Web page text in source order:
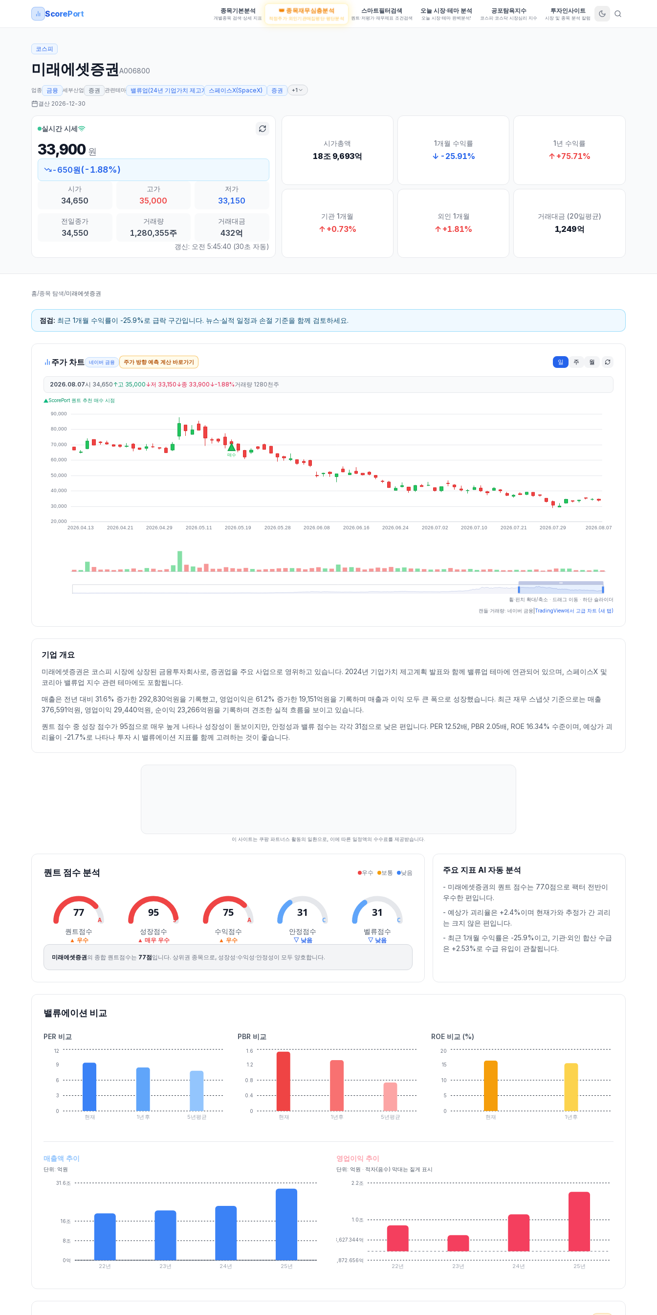
ScorePort 종목기본분석
개별종목 검색·상세 지표
👑 종목재무심층분석
적정주가·외인기관매집평단·평단분석
스마트필터검색
퀀트·저평가·재무제표 조건검색
오늘 시장·테마 분석
오늘 시장·테마 완벽분석!
공포탐욕지수
코스피·코스닥 시장심리 지수
투자인사이트
시장 및 종목 분석 칼럼
코스피
미래에셋증권A006800
업종 금융 세부산업 증권 관련테마 밸류업(24년 기업가치 제고계획 발표)스페이스X(SpaceX) 증권 +1
결산 2026-12-30
실시간 시세
33,900 원
-650원 (-1.88%)
시가
34,650
고가
35,000
저가
33,150
전일종가
34,550
거래량
1,280,355주
거래대금
432억
갱신: 오전 5:45:40 (30초 자동)
시가총액
18조 9,693억
1개월 수익률
↓ -25.91%
1년 수익률
↑ +75.71%
기관 1개월
↑ +0.73%
외인 1개월
↑ +1.81%
거래대금 (20일평균)
1,249억
홈/종목 탐색/미래에셋증권
점검: 최근 1개월 수익률이 -25.9%로 급락 구간입니다. 뉴스·실적 일정과 손절 기준을 함께 검토하세요.
주가 차트 네이버 금융 주가 방향 예측 계산 바로가기 일 주 월
2026.08.07시 34,650 ↑고 35,000↓저 33,150↓종 33,900↓-1.88%거래량 1280천주
ScorePort 퀀트 추천 매수 시점
2026.07.06
450004680043000447504.68 3593325
2026.07.07
43900443504080042600-4.802190627
2026.07.08
41300
2026.07.10
408004350040800422004.84 1692981
2026.07.13
41850436003930040000-5.21 2022242
2026.07.14
39500401003720038750-3.12 2473315
2026.07.15
403504245040350417507.74 1819478
2026.07.16
40750411503870040050-4.071385242
2026.07.20
38400393503665037050-7.491467768
2026.07.21
365003780035600372500.54 1800549
376000.94 1470892
2026.07.31
3210034850317253455014.403037574
2026.08.03
33650 33700
2026.08.04
3355034050
2026.08.06
3450035300 34550-1.85 1917548
2026.08.07
34650 3500033150 33900 -1.88 1280355
휠·핀치 확대/축소 · 드래그 이동 · 하단 슬라이더
캔들·거래량: 네이버 금융 TradingView에서 고급 차트 (새 탭)
기업 개요
미래에셋증권은 코스피 시장에 상장된 금융투자회사로, 증권업을 주요 사업으로 영위하고 있습니다. 2024년 기업가치 제고계획 발표와 함께 밸류업 테마에 연관되어 있으며, 스페이스X 및
코리아 밸류업 지수 관련 테마에도 포함됩니다.
매출은 전년 대비 31.6% 증가한 292,830억원을 기록했고, 영업이익은 61.2% 증가한 19,151억원을 기록하며 매출과 이익 모두 큰 폭으로 성장했습니다. 최근 재무 스냅샷 기준으로는 매출
376,591억원, 영업이익 29,440억원, 순이익 23,266억원을 기록하며 견조한 실적 흐름을 보이고 있습니다.
퀀트 점수 중 성장 점수가 95점으로 매우 높게 나타나 성장성이 돋보이지만, 안정성과 밸류 점수는 각각 31점으로 낮은 편입니다. PER 12.52배, PBR 2.05배, ROE 16.34% 수준이며, 예상가 괴
리율이 -21.7%로 나타나 투자 시 밸류에이션 지표를 함께 고려하는 것이 좋습니다.
이 사이트는 쿠팡 파트너스 활동의 일환으로, 이에 따른 일정액의 수수료를 제공받습니다.
퀀트 점수 분석 우수 보통 낮음
77
A
퀀트점수
▲ 우수
95
S
성장점수
▲ 매우 우수
75
A
수익점수
▲ 우수
31
C
안정점수
▽ 낮음
31
C
벨류점수
▽ 낮음
미래에셋증권의 종합 퀀트점수는 77점입니다. 상위권 종목으로, 성장성·수익성·안정성이 모두 양호합니다.
주요 지표 AI 자동 분석
- 미래에셋증권의 퀀트 점수는 77.0점으로 팩터 전반이
우수한 편입니다.
-예상가 괴리율은 +2.4%이며 현재가와 추정가 간 괴리
는 크지 않은 편입니다.
- 최근 1개월 수익률은 -25.9%이고, 기관·외인 합산 수급
은 +2.53%로 수급 유입이 관찰됩니다.
밸류에이션 비교
PER 비교
현재 1년후 5년평균
0
3
6
9
12
PBR 비교
현재 1년후 5년평균
0
0.4
0.8
1.2
1.6
ROE 비교 (%)
현재 1년후
0
5
10
15
20
매출액 추이
단위: 억원
22년 23년 24년 25년
0억
8조
16조
31.6조
영업이익 추이
단위: 억원 · 적자(음수) 막대는 짙게 표시
22년 23년 24년 25년
-2,872.656억
3,627.344억
1.0조
2.2조